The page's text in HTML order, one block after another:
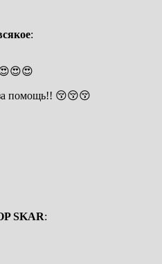
:
помощь!! 😚😚😚
SKAR: